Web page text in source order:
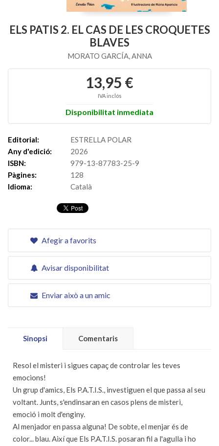
ELS PATIS 2. EL CAS DE LES CROQUETES
BLAVES
MORATO GARCÍA, ANNA
13,95 €
IVA inclós
Disponibilitat inmediata
Editorial:
ESTRELLA POLAR
Any d'edició:
2026
ISBN:
979-13-87783-25-9
Pàgines:
128
Idioma:
Català
Afegir a favorits
Avisar disponibilitat
Enviar això a un amic
Sinopsi Comentaris
Resol el misteri i sigues capaç de controlar les teves
emocions!
Un grup d'amics, Els P.A.T.I.S., investiguen el que passa al seu
voltant. Junts, s'endinsaran en casos plens de misteri,
emoció i molt d'enginy.
Al menjador en passa alguna! De sobte, el menjar és de
color... blau. Així que Els P.A.T.I.S. posaran fil a l'agulla i ho